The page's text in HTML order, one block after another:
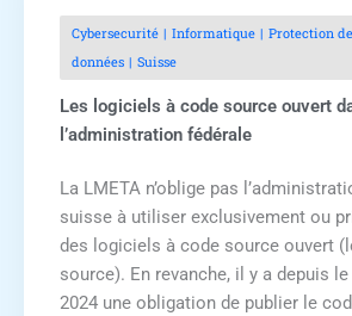
Cybersecurité Informatique
Protection
données
Suisse
Les logiciels à code source ouvert
l’administration fédérale
La LMETA n’oblige pas
suisse à utiliser exclusivement ou
des logiciels à code source ouvert
source). En revanche, il y a depuis
2024 une obligation de publier le